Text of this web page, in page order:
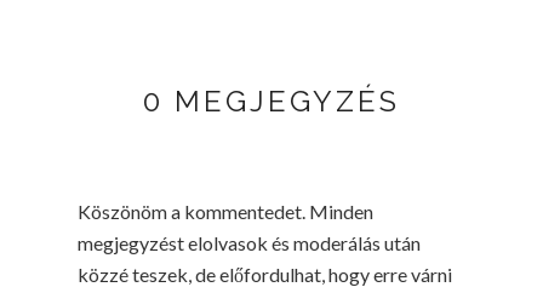
0 MEGJEGYZÉS
Köszönöm a kommentedet. Minden
megjegyzést elolvasok és moderálás után
közzé teszek, de előfordulhat, hogy erre várni